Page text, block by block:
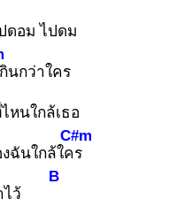
ดอม ไปดม
กินกว่าใคร
หนใกล้เธอ
ฉันใกล้ใคร
C#m
อาไว้
B